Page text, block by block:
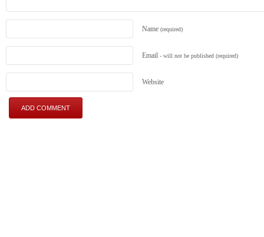
Name (required)
Email - will not be published (required)
Website